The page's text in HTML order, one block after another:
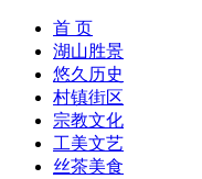
首 页
湖山胜景
悠久历史
村镇街区
宗教文化
工美文艺
丝茶美食